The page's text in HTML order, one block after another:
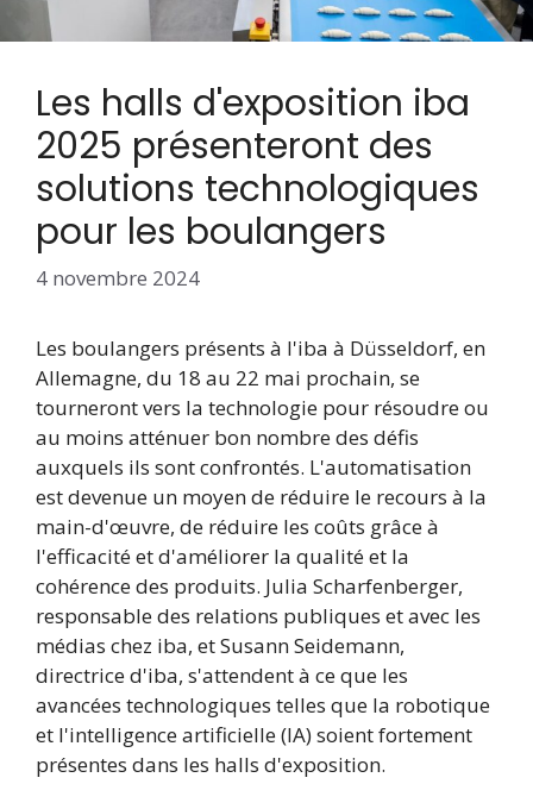
Les halls d'exposition iba
2025 présenteront des
solutions technologiques
pour les boulangers
4 novembre 2024
Les boulangers présents à l'iba à Düsseldorf, en
Allemagne, du 18 au 22 mai prochain, se
tourneront vers la technologie pour résoudre ou
au moins atténuer bon nombre des défis
auxquels ils sont confrontés. L'automatisation
est devenue un moyen de réduire le recours à la
main-d'œuvre, de réduire les coûts grâce à
l'efficacité et d'améliorer la qualité et la
cohérence des produits. Julia Scharfenberger,
responsable des relations publiques et avec les
médias chez iba, et Susann Seidemann,
directrice d'iba, s'attendent à ce que les
avancées technologiques telles que la robotique
et l'intelligence artificielle (IA) soient fortement
présentes dans les halls d'exposition.